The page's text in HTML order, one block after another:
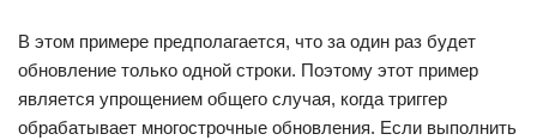
В этом примере предполагается, что за один раз будет
обновление только одной строки. Поэтому этот пример
является упрощением общего случая, когда триггер
обрабатывает многострочные обновления. Если выполнить